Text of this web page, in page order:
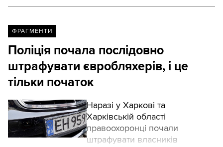
ФРАГМЕНТИ
Поліція почала послідовно
штрафувати євробляхерів, і це
тільки початок
Наразі у Харкові та
Харківській області
правоохоронці почали
штрафувати власників